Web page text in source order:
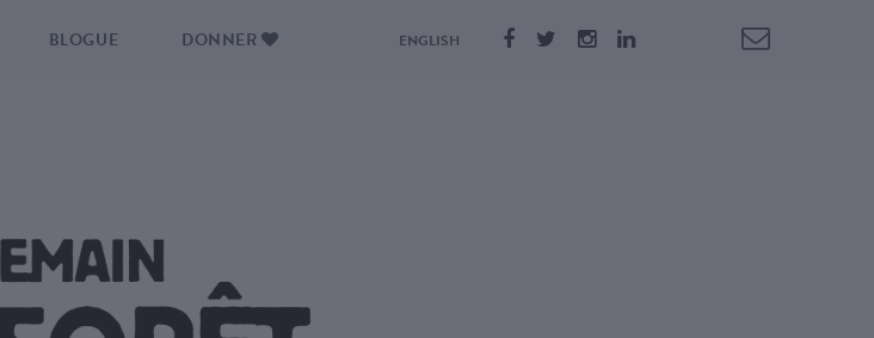
ENGLISH
BLOGUE DONNER